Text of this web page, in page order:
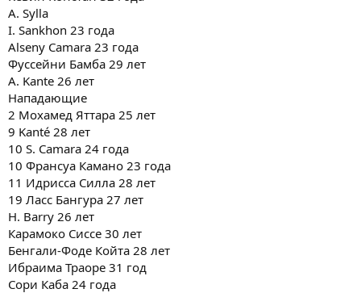
A. Sylla
I. Sankhon 23 года
Alseny Camara 23 года
Фуссейни Бамба 29 лет
A. Kante 26 лет
Нападающие
2 Мохамед Яттара 25 лет
9 Kanté 28 лет
10 S. Camara 24 года
10 Франсуа Камано 23 года
11 Идрисса Силла 28 лет
19 Ласс Бангура 27 лет
H. Barry 26 лет
Карамоко Сиссе 30 лет
Бенгали-Фоде Койта 28 лет
Ибраима Траоре 31 год
Сори Каба 24 года